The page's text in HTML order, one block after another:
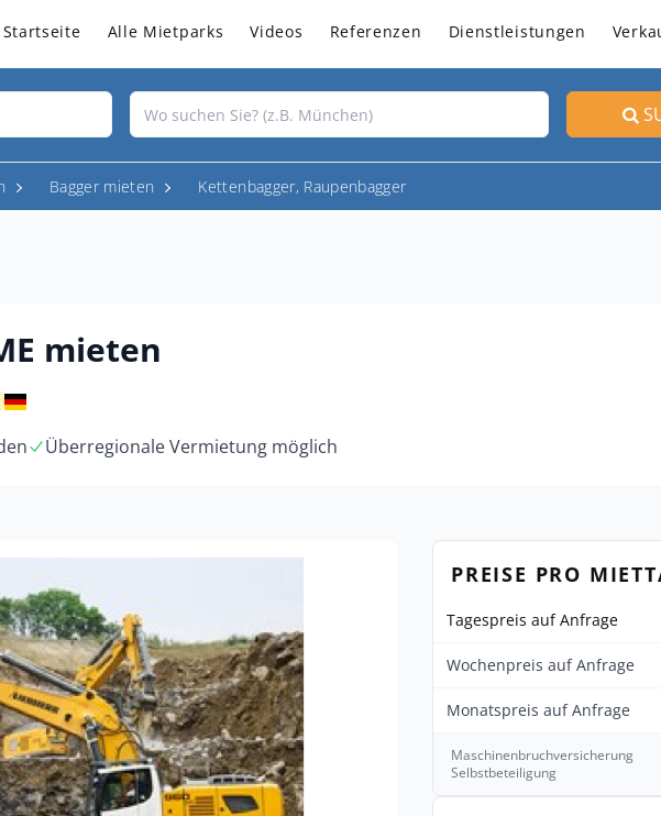
Startseite Alle Mietparks Videos Referenzen Dienstleistungen
Bagger mieten Kettenbagger, Raupenbagger
mieten
Überregionale Vermietung möglich
PREISE PRO
Tagespreis auf Anfrage
Wochenpreis auf Anfrage
Monatspreis auf Anfrage
Maschinenbruchversicherung
Selbstbeteiligung